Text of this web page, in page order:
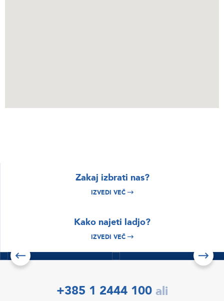
Zakaj izbrati nas?
IZVEDI VEČ
Kako najeti ladjo?
IZVEDI VEČ
Istra & Kvarner
BRSKAJTE
Hrvaška najem
čolnov
+385 1 2444 100 ali